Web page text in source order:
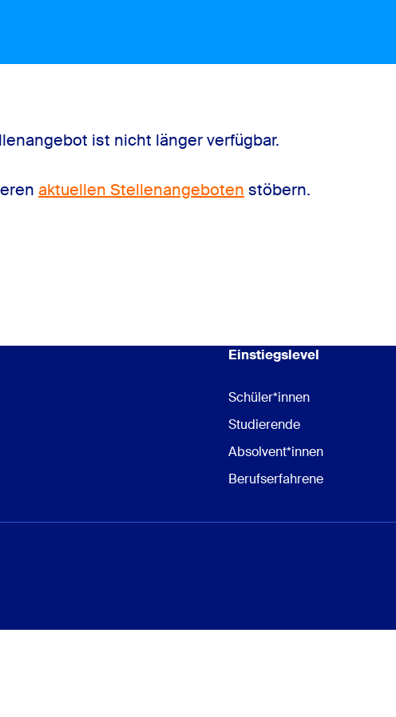
ist nicht länger verfügbar.
aktuellen Stellenangeboten stöbern.
Einstiegslevel
Schüler*innen
Studierende
Absolvent*innen
Berufserfahrene